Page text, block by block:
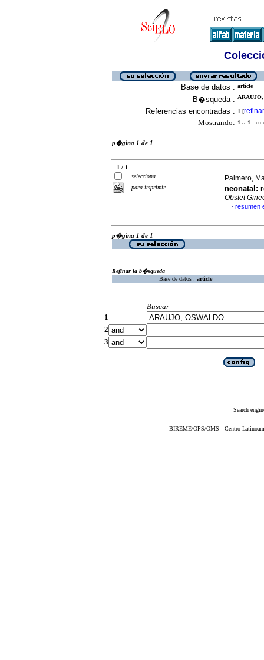
Base de datos : article
B�squeda :
Referencias encontradas : 1 [refinar
Mostrando: 1 .. 1 en
p�gina 1 de 1
1 / 1
selecciona
para imprimir
Palmero,
neonatal :
Obstet
· resumen
p�gina 1 de 1
Refinar la b�squeda
Base de datos : article
Buscar
1
2
3
Search
BIREME/OPS/OMS - Centro